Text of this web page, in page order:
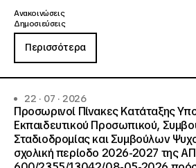
Ανακοινώσεις
Δημοσιεύσεις
Περισσότερα
22 · 07 · 2026
Προσωρινοί Πίνακες Κατάταξης
Εκπαιδευτικού Προσωπικού,
Σταδιοδρομίας και Συμβούλων
σχολική περίοδο 2026-2027 της ΑΠ